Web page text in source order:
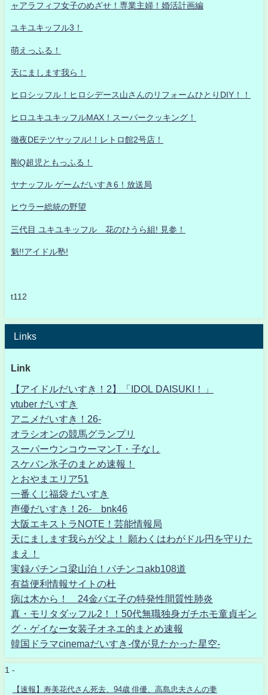
ャアラフィフ女子のめざせ！専業主婦！婚活計画編
ユキユキッフル3！
萌えっふる！
天にまします我ら！
ヒロシッフル！ヒロシデース山さんのリフォームひとりDIY！！
ヒロユキユキッフルMAX！スーパークッキング！
徹夜DEテツヤッフル!！レトロ館2号店！
剛Q超児ともっふる！
ヤナッフル ゲームだいすき6！放送局
ヒウラー総統の野望
三代目 ユキユキッフル 花のひうら組! 見参！
魁!!アイドル塾!
t112
Links
Link
【アイドルだいすき！2】「IDOL DAISUKI！」
vtuber だいすき
アニメだいすき！26-
オラシオンの競馬グランプリ
スーパーウンコウーマンT・子なし
スケバン氷子のまとめ速報！
とおやまエリア51
一番くじ福袋 だいすき
声優だいすき！26- bnk46
大阪エキストラNOTE！芸能情報局
天にまします我らが父よ！ 願わくはわがドル円を守りた
まえ！
実録パチンコ梁山泊！パチンコakb108道
有益便利情報サイトの杜
病は木から！ 24金バエ子の特発性間質性肺炎
真・モリタダッフル2！！50代無職独身ガチホモ童貞ギン
グ・ゲイなー女装子オネエ的まとめ速報
韓国ドラマcinemaだいすき-僕が見たかった星空-
1 -
【速報】寿美花代さん死去、94歳 俳優、高島忠夫さんの妻